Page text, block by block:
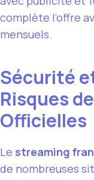
complète l’offre
mensuels.
Sécurité
Risques
Officielles
Le streaming
de nombreuses